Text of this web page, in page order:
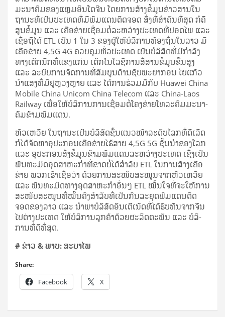
ມະ­ນາ­ຄົມ​ຂອງ​ແຫຼມ​ອິນ​ໂດ​ຈີນ ໂດຍ​ການ​ສ້າງ​ຂໍ້​ມູນ​ຂ່າວ­ສານ​ໃນ​
ຖາ­ນະ​ທີ່​ເປັນ​ປະ­ເທດ​ທີ່​ມີ​ພົມ​ແດນ​ຕິດ​ຈອດ ສິ່ງ​ທີ່​ສຳ­ຄັນ​ທີ່​ສຸດ ກໍ​ຄື​
ສູນ​ຂໍ້​ມູນ ແລະ ເຄືອ​ຂ່າຍ​ເຊື່ອມ​ຕໍ່​ລະ­ຫວ່າງ​ປະ­ເທດ​ທີ່​ປອດ​ໄພ ແລະ
ເຊື່ອ​ຖື​ໄດ້ ETL ເປັນ 1 ໃນ 3 ຂອງ​ຜູ້​ໃຫ້​ບໍ­ລິ­ການ​ທ້ອງ­ຖິ່ນ​ໃນ​ລາວ ມີ​
ເຄືອ​ຂ່າຍ 4,5G 4G ຄວບ​ຄຸມ​ທົ່ວ​ປະ­ເທດ ເປັນ​ບໍ­ລິ­ສັດ​ທີ່​ມີ​ກຳ­ລັງ​
ທາງ​ເຕັກ­ນິກ​ທີ່​ແຂງ​ແກ່ນ ເຕັກ​ໂນ​ໂລ​ຊີ​ການ​ສື່­ສານ​ຂໍ້​ມູນ​ຂັ້ນ​ສູງ
ແລະ ລະ­ບົບ​ການ​ຈັດ­ການ​ທີ່​ສົມ­ບູນ​ດ້ານ​ຊັບ­ພະ­ຍາ­ກອນ ໄຍ​ແກ້ວ​
ນຳ​ແສງ​ທີ່​ມີ​ຢູ່​ຫຼວງ­ຫຼາຍ ແລະ ໄດ້​ການ​ຮ່ວມ​ມື​ກັບ Huawei China
Mobile China Unicom China Telecom ແລະ China-Laos
Railway ເພື່ອ​ໃຫ້​ບໍ­ລິ­ການ​ການ​ເຊື່ອມ​ຕໍ່​ໂຄງ​ຂ່າຍ​ໂທລະ​ຄົມ­ມະ­ນາ­
ຄົມ​ຂ້າມ​ພົມ​ແດນ.
ຫົວ​ເຫວີຍ ໃນ​ຖາ­ນະ​ເປັນ​ບໍ­ລິ­ສັດ​ຊັ້ນ​ແນວ​ໜ້າ​ລະ­ດັບ​ໂລກ​ທີ່​ດີ­ເລີດ
ກໍ​ໄດ້​ຈັດ​ຫາ​ອຸ­ປະ­ກອນ​ເຄືອ​ຂ່າຍ​ໄຮ້​ສາຍ 4,5G 5G ຊັ້ນ​ນຳ​ຂອງ​ໂລກ
ແລະ ອຸ­ປະ­ກອນ​ສົ່ງ​ຂໍ້​ມູນ​ຂ້າມ​ພົມ​ແດນ​ລະ­ຫວ່າງ​ປະ­ເທດ ເຊິ່ງ​ເປັນ​
ພັນ­ທະ​ມິດ​ອຸດ­ສາ­ຫະ­ກຳ​ທີ່​ຂາດ​ບໍ່​ໄດ້​ສຳ­ລັບ ETL ໃນ​ການ​ສ້າງ​ເຄືອ​
ຂ່າຍ ພວກ​ເຮົາ​ເຊື່ອ​ວ່າ ດ້ວຍ​ການ​ສະ­ໜັບ­ສະ­ໜູນ​ຈາກ​ຫົວ​ເຫວີຍ
ແລະ ພັນ­ທະ​ມິດ​ທາງ​ອຸດ­ສາ­ຫະ­ກຳ​ອຶ່ນໆ ETL ໝັ້ນ​ໃຈ​ທີ່​ຈະ​ໃຫ້­ການ​
ສະ­ໜັບ­ສະ­ໜູນ​ທີ່​ໝັ້ນ­ຄົງ​ສຳ­ລັບ​ທີ່​ເປັນ​ກົນ­ລະ­ຍຸດ​ພົມ​ແດນ​ຕິດ​
ຈອດ​ຂອງ​ລາວ ແລະ ນຳ­ພາ​ບໍ­ລິ­ສັດ​ອິນ​ເຕີ​ເນັດ​ທີ່​ໄດ້​ຮັບ​ທຶນ​ຈາກ​ຈີນ​
ໄປ​ຕ່າງ­ປະ­ເທດ ໃຫ້​ບໍ­ລິ­ການ​ລູກ​ຄ້າ​ດ້ວຍ​ຜະ­ລິດ​ຕະ​ພັນ ແລະ ບໍ­ລິ­
ການ​ທີ່​ດີ​ທີ່​ສຸດ.
# ຂ່າວ & ພາບ: ສະ­ບາ​ໄພ
Share:
Facebook X